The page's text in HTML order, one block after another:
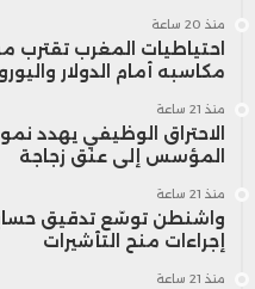
منذ 20 ساعة
مكاسبه أمام الدولار واليورو
منذ 21 ساعة
الاحتراق الوظيفي يهدد
المؤسس إلى عنق زجاجة
منذ 21 ساعة
واشنطن توسّع تدقيق
إجراءات منح التأشيرات
منذ 21 ساعة